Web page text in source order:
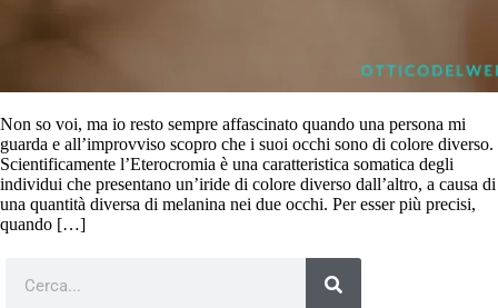
Non so voi, ma io resto sempre affascinato quando una persona mi
guarda e all’improvviso scopro che i suoi occhi sono di colore diverso.
Scientificamente l’Eterocromia è una caratteristica somatica degli
individui che presentano un’iride di colore diverso dall’altro, a causa di
una quantità diversa di melanina nei due occhi. Per esser più precisi,
quando […]